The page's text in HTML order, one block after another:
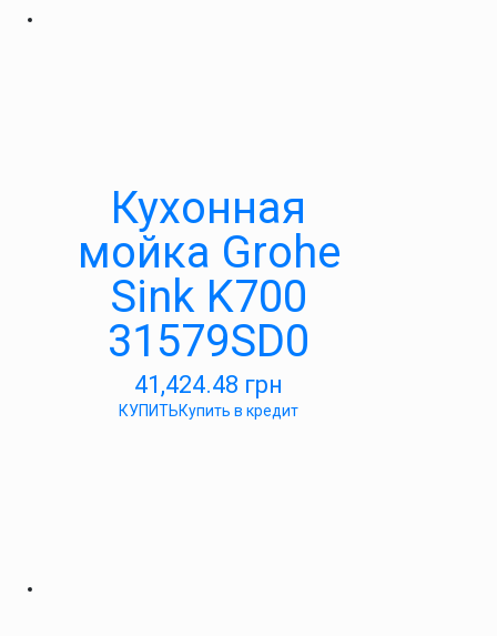
Кухонная
мойка Grohe
Sink K700
31579SD0
41,424.48 грн
КУПИТЬКупить в кредит